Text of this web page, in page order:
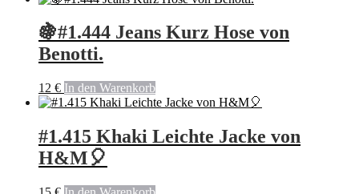
🍇#1.444 Jeans Kurz Hose von
Benotti.
12 € In den Warenkorb
#1.415 Khaki Leichte Jacke von
H&M🎈